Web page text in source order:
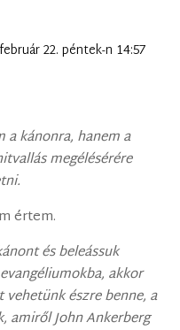
22. péntek-n 14:57
a kánonra, hanem a
megélésérére
értem.
és beleássuk
akkor
észre benne, a
amiről John Ankerberg